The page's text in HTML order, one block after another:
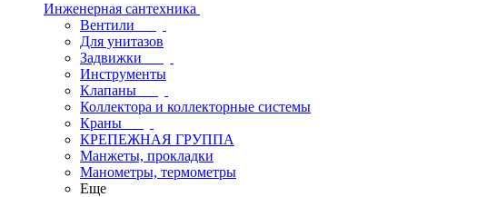
Инженерная сантехника
Вентили
Для унитазов
Задвижки
Инструменты
Клапаны
Коллектора и коллекторные системы
Краны
КРЕПЕЖНАЯ ГРУППА
Манжеты, прокладки
Манометры, термометры
Еще